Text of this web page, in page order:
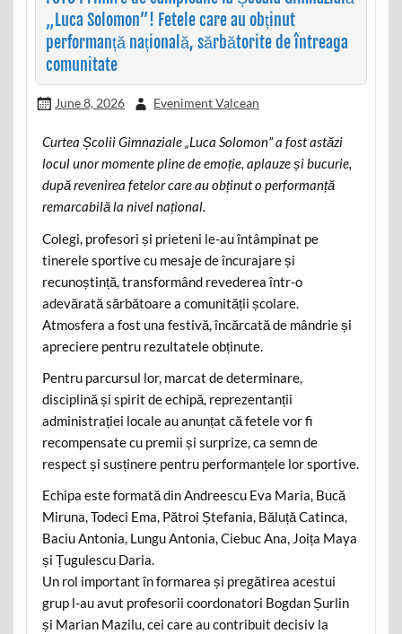
„Luca Solomon”! Fetele care au obținut
performanță națională, sărbătorite de întreaga
comunitate
June 8, 2026 Eveniment Valcean
Curtea Școlii Gimnaziale „Luca Solomon” a fost astăzi
locul unor momente pline de emoție, aplauze și bucurie,
după revenirea fetelor care au obținut o performanță
remarcabilă la nivel național.
Colegi, profesori și prieteni le-au întâmpinat pe
tinerele sportive cu mesaje de încurajare și
recunoștință, transformând revederea într-o
adevărată sărbătoare a comunității școlare.
Atmosfera a fost una festivă, încărcată de mândrie și
apreciere pentru rezultatele obținute.
Pentru parcursul lor, marcat de determinare,
disciplină și spirit de echipă, reprezentanții
administrației locale au anunțat că fetele vor fi
recompensate cu premii și surprize, ca semn de
respect și susținere pentru performanțele lor sportive.
Echipa este formată din Andreescu Eva Maria, Bucă
Miruna, Todeci Ema, Pătroi Ștefania, Băluță Catinca,
Baciu Antonia, Lungu Antonia, Ciebuc Ana, Joița Maya
și Țugulescu Daria.
Un rol important în formarea și pregătirea acestui
grup l-au avut profesorii coordonatori Bogdan Șurlin
și Marian Mazilu, cei care au contribuit decisiv la